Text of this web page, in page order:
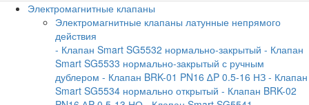
Электромагнитные клапаны
Электромагнитные клапаны латунные непрямого
действия
- Клапан Smart SG5532 нормально-закрытый - Клапан
Smart SG5533 нормально-закрытый с ручным
дублером - Клапан BRK-01 PN16 ∆P 0.5-16 НЗ - Клапан
Smart SG5534 нормально открытый - Клапан BRK-02